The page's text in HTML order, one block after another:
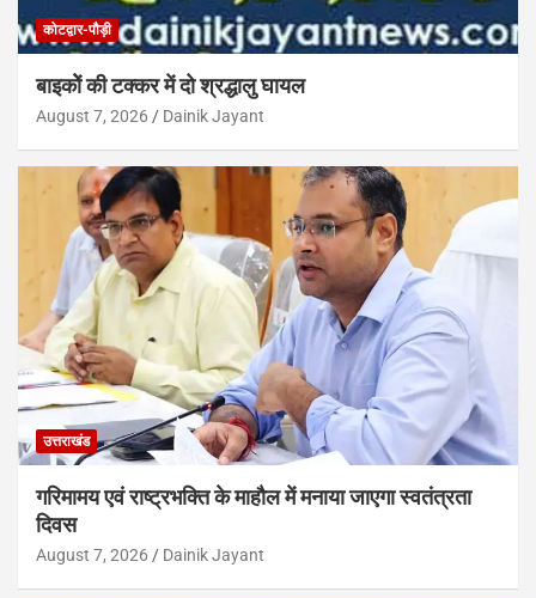
कोटद्वार-पौड़ी
बाइकोें की टक्कर में दो श्रद्धालु घायल
August 7, 2026 Dainik Jayant
उत्तराखंड
गरिमामय एवं राष्ट्रभक्ति के माहौल में मनाया जाएगा स्वतंत्रता
दिवस
August 7, 2026 Dainik Jayant